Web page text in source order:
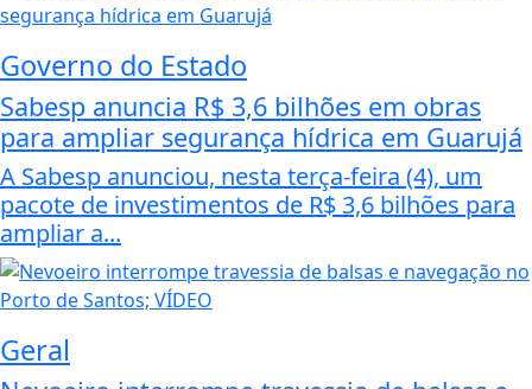
Governo do Estado
Sabesp anuncia R$ 3,6 bilhões em obras
para ampliar segurança hídrica em Guarujá
A Sabesp anunciou, nesta terça-feira (4), um
pacote de investimentos de R$ 3,6 bilhões para
ampliar a...
Geral